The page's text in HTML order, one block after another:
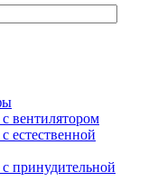
вентилятором
принудительной